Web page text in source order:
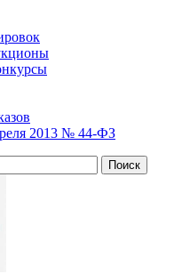
2013 № 44-ФЗ